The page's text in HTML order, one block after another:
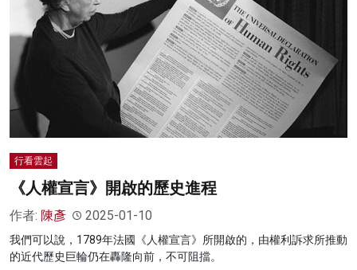
行看雲起
《人權宣言》開啟的歷史進程
作者: 陳彥 2025-01-10
我們可以說，1789年法國《人權宣言》所開啟的，由權利訴求所推動
的近代歷史巨輪仍在轟隆向前，不可阻擋。